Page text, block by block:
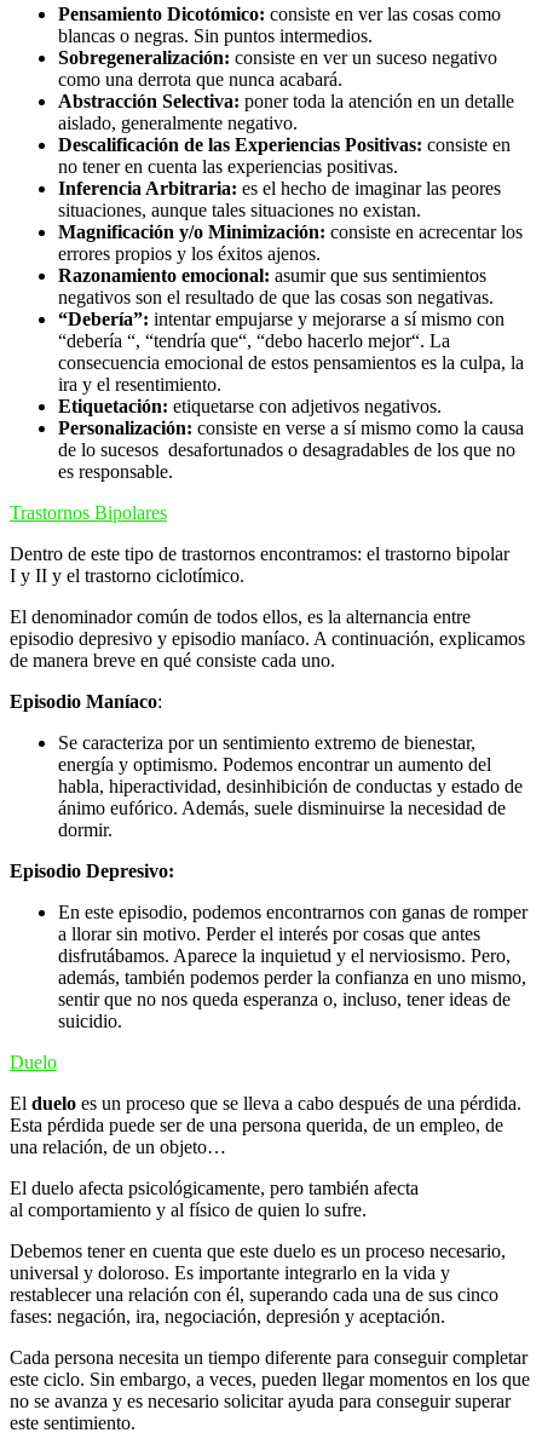
Pensamiento Dicotómico: consiste en ver las cosas como
blancas o negras. Sin puntos intermedios.
Sobregeneralización: consiste en ver un suceso negativo
como una derrota que nunca acabará.
Abstracción Selectiva: poner toda la atención en un detalle
aislado, generalmente negativo.
Descalificación de las Experiencias Positivas: consiste en
no tener en cuenta las experiencias positivas.
Inferencia Arbitraria: es el hecho de imaginar las peores
situaciones, aunque tales situaciones no existan.
Magnificación y/o Minimización: consiste en acrecentar los
errores propios y los éxitos ajenos.
Razonamiento emocional: asumir que sus sentimientos
negativos son el resultado de que las cosas son negativas.
“Debería”: intentar empujarse y mejorarse a sí mismo con
“debería “, “tendría que“, “debo hacerlo mejor“. La
consecuencia emocional de estos pensamientos es la culpa, la
ira y el resentimiento.
Etiquetación: etiquetarse con adjetivos negativos.
Personalización: consiste en verse a sí mismo como la causa
de lo sucesos desafortunados o desagradables de los que no
es responsable.
Trastornos Bipolares
Dentro de este tipo de trastornos encontramos: el trastorno bipolar
I y II y el trastorno ciclotímico.
El denominador común de todos ellos, es la alternancia entre
episodio depresivo y episodio maníaco. A continuación, explicamos
de manera breve en qué consiste cada uno.
Episodio Maníaco:
Se caracteriza por un sentimiento extremo de bienestar,
energía y optimismo. Podemos encontrar un aumento del
habla, hiperactividad, desinhibición de conductas y estado de
ánimo eufórico. Además, suele disminuirse la necesidad de
dormir.
Episodio Depresivo:
En este episodio, podemos encontrarnos con ganas de romper
a llorar sin motivo. Perder el interés por cosas que antes
disfrutábamos. Aparece la inquietud y el nerviosismo. Pero,
además, también podemos perder la confianza en uno mismo,
sentir que no nos queda esperanza o, incluso, tener ideas de
suicidio.
Duelo
El duelo es un proceso que se lleva a cabo después de una pérdida.
Esta pérdida puede ser de una persona querida, de un empleo, de
una relación, de un objeto…
El duelo afecta psicológicamente, pero también afecta
al comportamiento y al físico de quien lo sufre.
Debemos tener en cuenta que este duelo es un proceso necesario,
universal y doloroso. Es importante integrarlo en la vida y
restablecer una relación con él, superando cada una de sus cinco
fases: negación, ira, negociación, depresión y aceptación.
Cada persona necesita un tiempo diferente para conseguir completar
este ciclo. Sin embargo, a veces, pueden llegar momentos en los que
no se avanza y es necesario solicitar ayuda para conseguir superar
este sentimiento.